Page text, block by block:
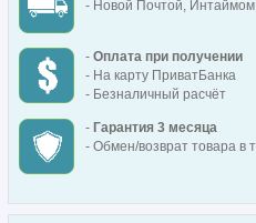
- Новой Почтой, Интаймом
- Оплата при получении
- На карту ПриватБанка
- Безналичный расчёт
- Гарантия 3 месяца
- Обмен/возврат товара в